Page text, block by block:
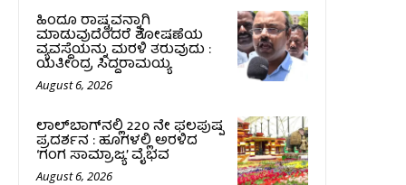
ಹಿಂದೂ ರಾಷ್ಟ್ರವನ್ನಾಗಿ
ಮಾಡುವುದೆಂದರೆ ಶೋಷಣೆಯ
ವ್ಯವಸ್ಥೆಯನ್ನು ಮರಳಿ ತರುವುದು :
ಯತೀಂದ್ರ ಸಿದ್ದರಾಮಯ್ಯ
August 6, 2026
ಲಾಲ್‍ಬಾಗ್‍ನಲ್ಲಿ 220 ನೇ ಫಲಪುಷ್ಪ
ಪ್ರದರ್ಶನ : ಹೂಗಳಲ್ಲಿ ಅರಳಿದ
‘ಗಂಗ ಸಾಮ್ರಾಜ್ಯ’ ವೈಭವ
August 6, 2026